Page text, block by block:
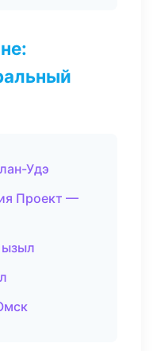
Удэ
Проект —